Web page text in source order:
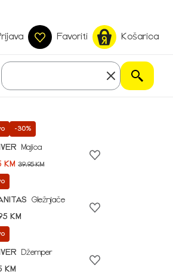
Favoriti Košarica
-30%
Majica
KM39,95 KM
Gležnjače
KM
Džemper
KM